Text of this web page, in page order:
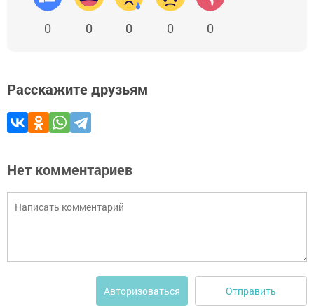
0 0 0 0 0
Расскажите друзьям
Нет комментариев
Авторизоваться Отправить